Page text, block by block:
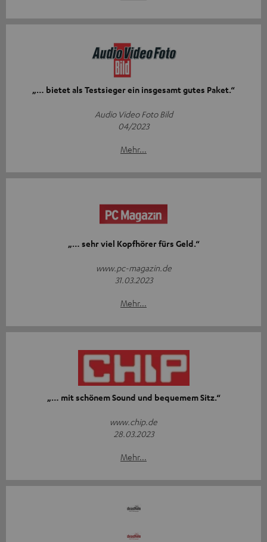
„… bietet als Testsieger ein insgesamt gutes Paket.“
Audio Video Foto Bild
04/2023
Mehr...
„… sehr viel Kopfhörer fürs Geld.“
www.pc-magazin.de
31.03.2023
Mehr...
„… mit schönem Sound und bequemem Sitz.“
www.chip.de
28.03.2023
Mehr...